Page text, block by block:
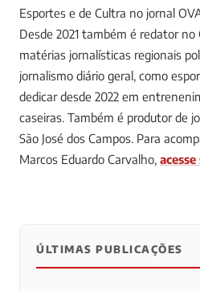
Esportes e de Cultra no jornal
Desde 2021 também é redator no
matérias jornalísticas regionais
jornalismo diário geral, como
dedicar desde 2022 em
caseiras. Também é produtor de
São José dos Campos. Para
Marcos Eduardo Carvalho,
0 0 0
ÚLTIMAS PUBLICAÇÕES